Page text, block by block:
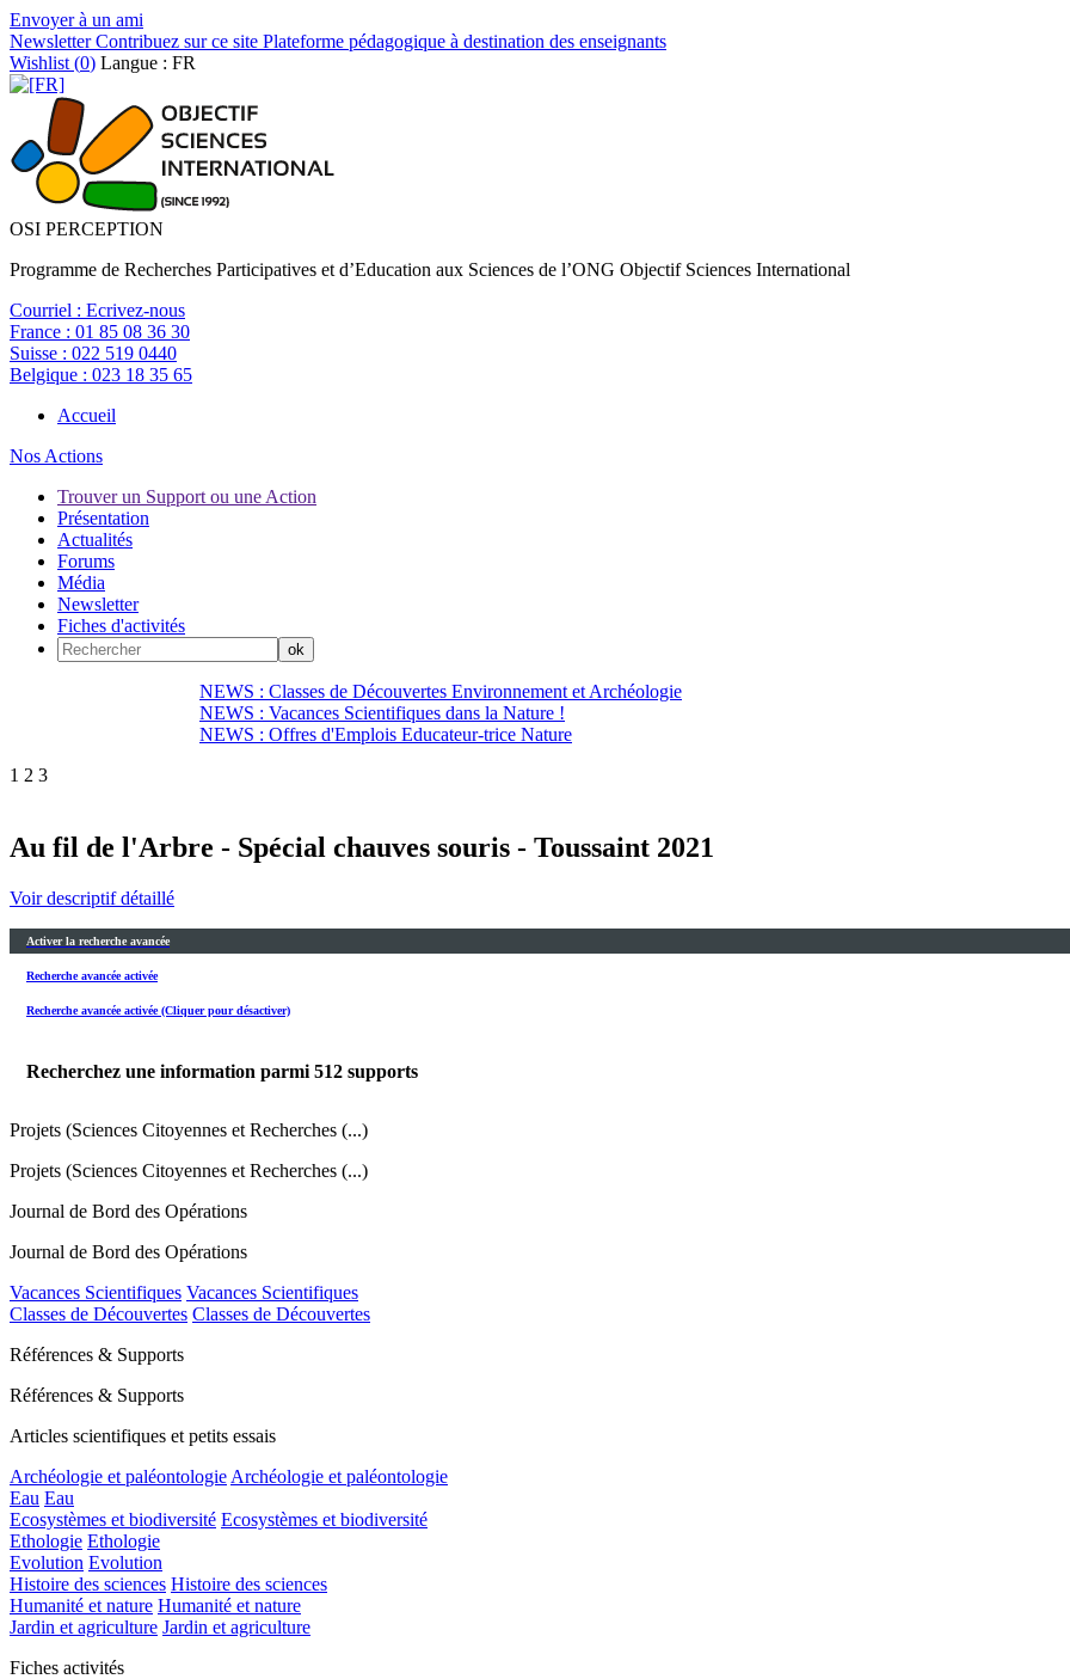
Envoyer à un ami
NewsletterContribuez sur ce site Plateforme pédagogique à destination des enseignants
Wishlist (0) Langue : FR
OSI PERCEPTION
Programme de Recherches Participatives et d’Education aux Sciences de l’ONG Objectif Sciences International
Courriel : Ecrivez-nous
France : 01 85 08 36 30
Suisse : 022 519 0440
Belgique : 023 18 35 65
Accueil
Nos Actions
Trouver un Support ou une Action
Présentation
Actualités
Forums
Média
Newsletter
Fiches d'activités
NEWS : Classes de Découvertes Environnement et Archéologie
NEWS : Vacances Scientifiques dans la Nature !
NEWS : Offres d'Emplois Educateur-trice Nature
1 2 3
Au fil de l'Arbre - Spécial chauves souris - Toussaint 2021
Voir descriptif détaillé
Activer la recherche avancée
Recherche avancée activée
Recherche avancée activée (Cliquer pour désactiver)
Recherchez une information parmi 512 supports
Projets (Sciences Citoyennes et Recherches (...)
Projets (Sciences Citoyennes et Recherches (...)
Journal de Bord des Opérations
Journal de Bord des Opérations
Vacances Scientifiques Vacances Scientifiques
Classes de Découvertes Classes de Découvertes
Références & Supports
Références & Supports
Articles scientifiques et petits essais
Archéologie et paléontologie Archéologie et paléontologie
Eau Eau
Ecosystèmes et biodiversité Ecosystèmes et biodiversité
Ethologie Ethologie
Evolution Evolution
Histoire des sciences Histoire des sciences
Humanité et nature Humanité et nature
Jardin et agriculture Jardin et agriculture
Fiches activités